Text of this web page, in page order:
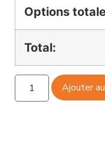
Options
Total:
Ajouter